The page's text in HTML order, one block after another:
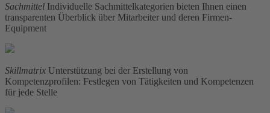
Sachmittel Individuelle Sachmittelkategorien bieten Ihnen einen
transparenten Überblick über Mitarbeiter und deren Firmen-
Equipment
Skillmatrix Unterstützung bei der Erstellung von
Kompetenzprofilen: Festlegen von Tätigkeiten und Kompetenzen
für jede Stelle